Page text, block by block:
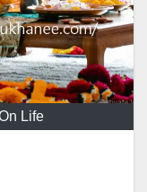
Life